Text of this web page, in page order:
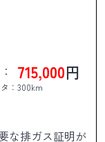
： 715,000円
：300km
な排ガス証明が